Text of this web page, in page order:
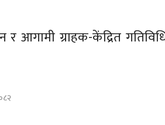
आगामी ग्राहक-केंद्रित